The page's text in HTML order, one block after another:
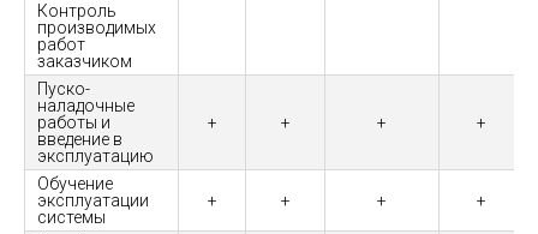
Контроль
производимых
работ
заказчиком
Пуско-
наладочные
работы и
введение в
эксплуатацию
+ + + +
Обучение
эксплуатации
системы
+ + + +